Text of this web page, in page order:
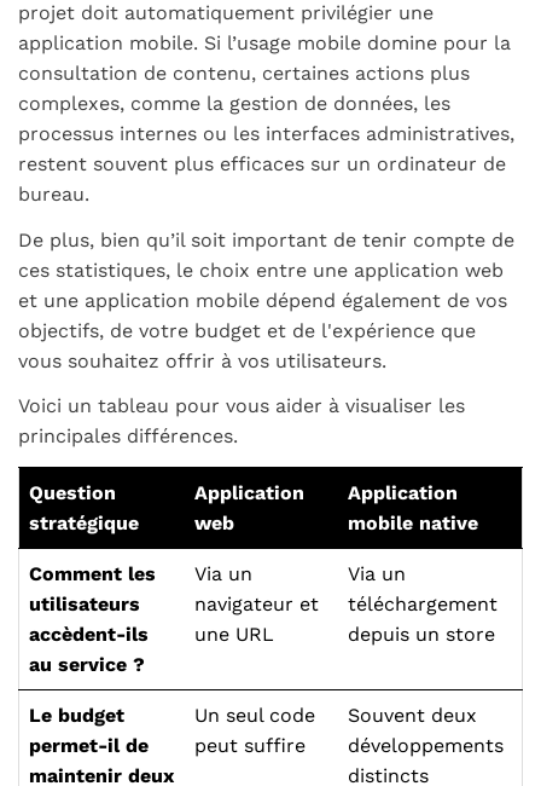
projet doit automatiquement privilégier une
application mobile. Si l’usage mobile domine pour la
consultation de contenu, certaines actions plus
complexes, comme la gestion de données, les
processus internes ou les interfaces administratives,
restent souvent plus efficaces sur un ordinateur de
bureau.
De plus, bien qu’il soit important de tenir compte de
ces statistiques, le choix entre une application web
et une application mobile dépend également de vos
objectifs, de votre budget et de l'expérience que
vous souhaitez offrir à vos utilisateurs.
Voici un tableau pour vous aider à visualiser les
principales différences.
Question
stratégique
Application
web
Application
mobile native
Comment les
utilisateurs
accèdent-ils
au service ?
Via un
navigateur et
une URL
Via un
téléchargement
depuis un store
Le budget
permet-il de
maintenir deux
Un seul code
peut suffire
Souvent deux
développements
distincts